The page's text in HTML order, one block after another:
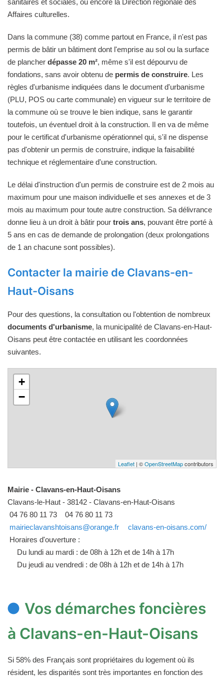
Affaires culturelles.
Dans la commune (38) comme partout en France, il n'est pas
permis de bâtir un bâtiment dont l'emprise au sol ou la surface
de plancher dépasse 20 m², même s'il est dépourvu de
fondations, sans avoir obtenu de permis de construire. Les
règles d'urbanisme indiquées dans le document d'urbanisme
(PLU, POS ou carte communale) en vigueur sur le territoire de
la commune où se trouve le bien indique, sans le garantir
toutefois, un éventuel droit à la construction. Il en va de même
pour le certificat d'urbanisme opérationnel qui, s'il ne dispense
pas d'obtenir un permis de construire, indique la faisabilité
technique et réglementaire d'une construction.
Le délai d'instruction d'un permis de construire est de 2 mois au
maximum pour une maison individuelle et ses annexes et de 3
mois au maximum pour toute autre construction. Sa délivrance
donne lieu à un droit à bâtir pour trois ans, pouvant être porté à
5 ans en cas de demande de prolongation (deux prolongations
de 1 an chacune sont possibles).
Contacter la mairie de Clavans-en-
Haut-Oisans
Pour des questions, la consultation ou l'obtention de nombreux
documents d'urbanisme, la municipalité de Clavans-en-Haut-
Oisans peut être contactée en utilisant les coordonnées
suivantes.
+
−
Leaflet | ©OpenStreetMapcontributors
Mairie - Clavans-en-Haut-Oisans
Clavans-le-Haut - 38142 - Clavans-en-Haut-Oisans
04 76 80 11 73
04 76 80 11 73
mairieclavanshtoisans@orange.fr
clavans-en-oisans.com/
Horaires d'ouverture :
Du lundi au mardi : de 08h à 12h et de 14h à 17h
Du jeudi au vendredi : de 08h à 12h et de 14h à 17h
Vos démarches foncières
à Clavans-en-Haut-Oisans
Si 58% des Français sont propriétaires du logement où ils
résident, les disparités sont très importantes en fonction des